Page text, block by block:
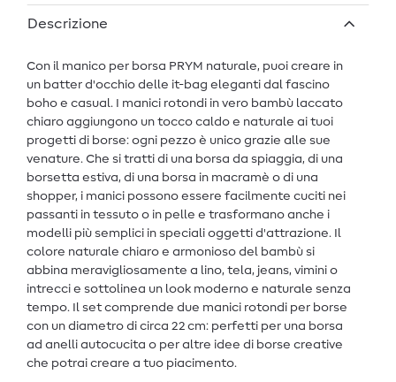
Descrizione
Con il manico per borsa PRYM naturale, puoi creare in
un batter d'occhio delle it-bag eleganti dal fascino
boho e casual. I manici rotondi in vero bambù laccato
chiaro aggiungono un tocco caldo e naturale ai tuoi
progetti di borse: ogni pezzo è unico grazie alle sue
venature. Che si tratti di una borsa da spiaggia, di una
borsetta estiva, di una borsa in macramè o di una
shopper, i manici possono essere facilmente cuciti nei
passanti in tessuto o in pelle e trasformano anche i
modelli più semplici in speciali oggetti d'attrazione. Il
colore naturale chiaro e armonioso del bambù si
abbina meravigliosamente a lino, tela, jeans, vimini o
intrecci e sottolinea un look moderno e naturale senza
tempo. Il set comprende due manici rotondi per borse
con un diametro di circa 22 cm: perfetti per una borsa
ad anelli autocucita o per altre idee di borse creative
che potrai creare a tuo piacimento.